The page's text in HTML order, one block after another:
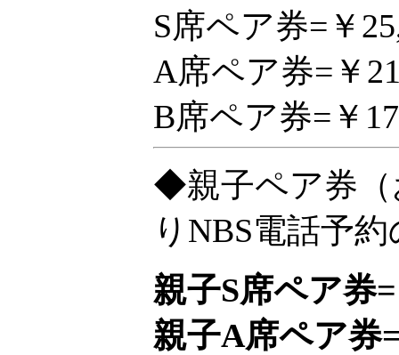
S席ペア券=￥
A席ペア券=￥
B席ペア券=￥
◆親子ペア券
りNBS電話予
親子S席ペア
親子A席ペア